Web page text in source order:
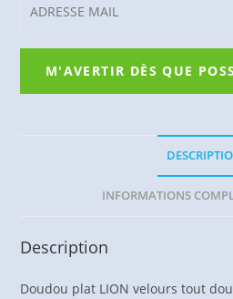
INFORMATIONS
Description
Doudou plat LION velours tout